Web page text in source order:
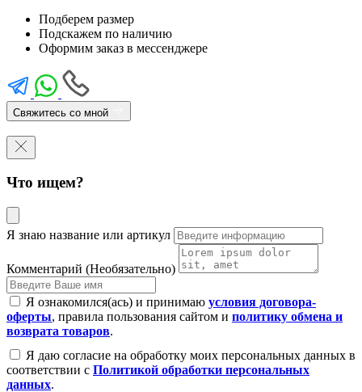
Подберем размер
Подскажем по наличию
Оформим заказ в мессенджере
Свяжитесь со мной
Что ищем?
Я знаю название или артикул
Комментарий (Необязательно)
Я ознакомился(ась) и принимаю условия договора-
оферты, правила пользования сайтом и политику обмена и
возврата товаров.
Я даю согласие на обработку моих персональных данных в
соответствии с Политикой обработки персональных
данных.